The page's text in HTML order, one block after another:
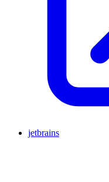
jetbrains